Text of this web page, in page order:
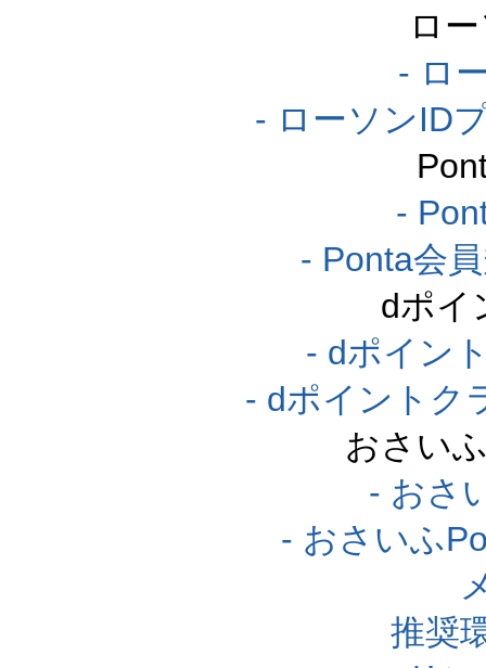
ロ
- ロ
- ローソンID
-
- Ponta会
dポイ
- dポイン
- dポイントク
おさい
- おさ
- おさいふ
推奨